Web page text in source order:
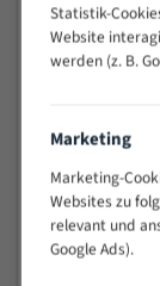
Sehr
Positiver
Legierte
Statistik-
Website
werden (z. B.
Marketing
Marketing-
Websites zu
relevant und
Google Ads).